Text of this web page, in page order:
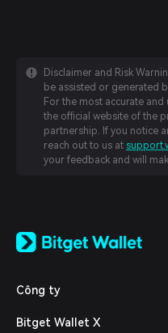
Disclaimer and Risk
be assisted or generated
For the most accurate
the official website of the
partnership. If you notice
reach out to us at
your feedback and will
日本語
Español (Latinoamérica)
Italiano
Công ty
Bitget Wallet X